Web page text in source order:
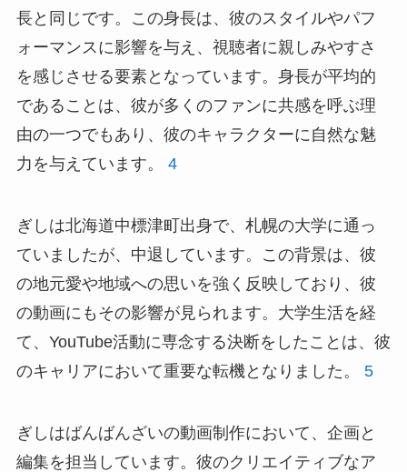
長と同じです。この身長は、彼のスタイルやパフ
ォーマンスに影響を与え、視聴者に親しみやすさ
を感じさせる要素となっています。身長が平均的
であることは、彼が多くのファンに共感を呼ぶ理
由の一つでもあり、彼のキャラクターに自然な魅
力を与えています。 4
ぎしは北海道中標津町出身で、札幌の大学に通っ
ていましたが、中退しています。この背景は、彼
の地元愛や地域への思いを強く反映しており、彼
の動画にもその影響が見られます。大学生活を経
て、YouTube活動に専念する決断をしたことは、彼
のキャリアにおいて重要な転機となりました。 5
ぎしはばんばんざいの動画制作において、企画と
編集を担当しています。彼のクリエイティブなア